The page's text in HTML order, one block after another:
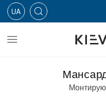
Skip to main content
UA